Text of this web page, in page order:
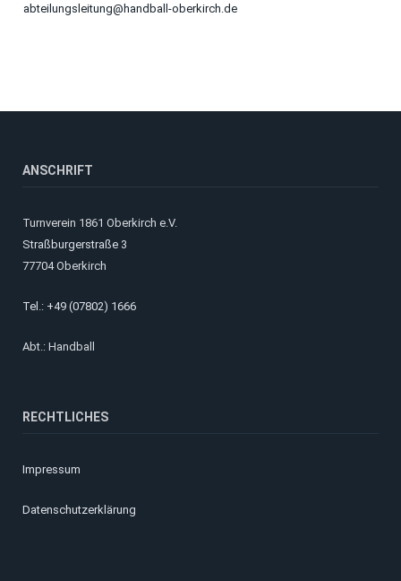
abteilungsleitung@handball-oberkirch.de
ANSCHRIFT
Turnverein 1861 Oberkirch e.V.
Straßburgerstraße 3
77704 Oberkirch
Tel.: +49 (07802) 1666
Abt.: Handball
RECHTLICHES
Impressum
Datenschutzerklärung